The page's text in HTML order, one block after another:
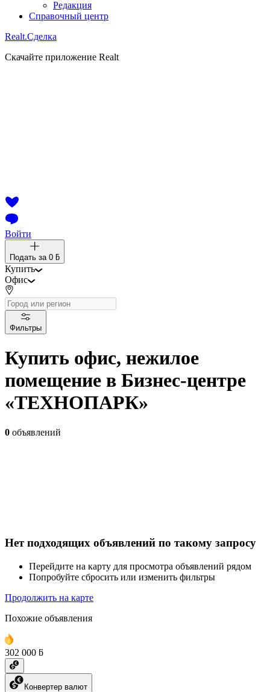
Редакция
Справочный центр
Realt.Сделка
Скачайте приложение Realt
Войти
Подать за 0 ƃ
Купить
Офис
Фильтры
Купить офис, нежилое
помещение в Бизнес-центре
«ТЕХНОПАРК»
0 объявлений
Нет подходящих объявлений по такому запросу
Перейдите на карту для просмотра объявлений рядом
Попробуйте сбросить или изменить фильтры
Продолжить на карте
Похожие объявления
302 000 ƃ
Конвертер валют